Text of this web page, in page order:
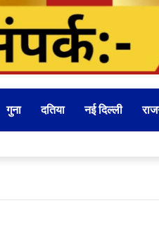
गुना दतिया नई दिल्ली
बदले, कलेक्टर ने जारी किए नए